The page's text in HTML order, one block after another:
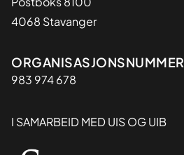
4068 Stavanger
Organisasjon
ORGANISASJONSNUMMER
983 974 678
I SAMARBEID MED UIS OG UIB